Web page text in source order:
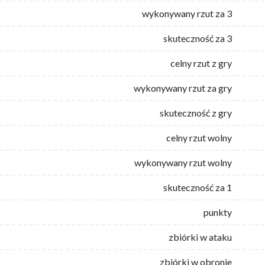
wykonywany rzut za 3
skuteczność za 3
celny rzut z gry
wykonywany rzut za gry
skuteczność z gry
celny rzut wolny
wykonywany rzut wolny
skuteczność za 1
punkty
zbiórki w ataku
zbiórki w obronie